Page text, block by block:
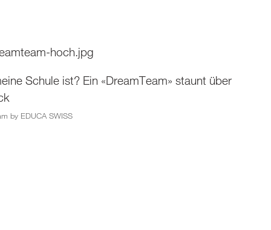
Schule ist? Ein «DreamTeam» staunt über
by EDUCA SWISS